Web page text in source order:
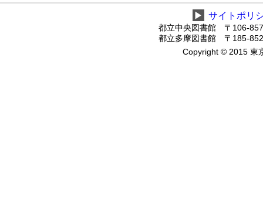
▶ サイトポリ
都立中央図書館 〒106-
都立多摩図書館 〒185-
Copyright © 2015 東